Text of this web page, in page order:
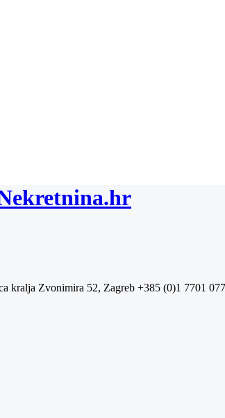
kralja Zvonimira 52, Zagreb +385 (0)1 7701 077